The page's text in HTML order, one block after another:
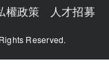
權政策 人才招募
Reserved.